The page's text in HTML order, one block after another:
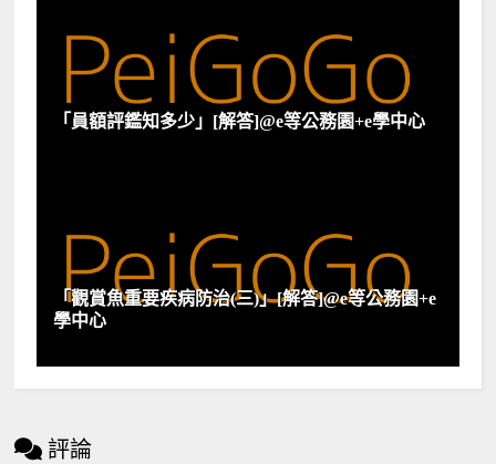
「員額評鑑知多少」[解答]@e等公務園+e學中心
「觀賞魚重要疾病防治(三)」[解答]@e等公務園+e
學中心
評論